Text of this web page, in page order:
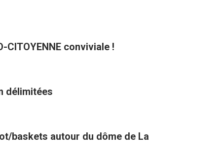
CITOYENNE conviviale !
délimitées
baskets autour du dôme de La